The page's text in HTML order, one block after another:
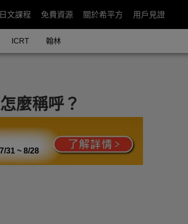
日文課程 免費資源 關於希平方 用戶見證
ICRT 翰林
麼稱呼？
7/31 ~ 8/28